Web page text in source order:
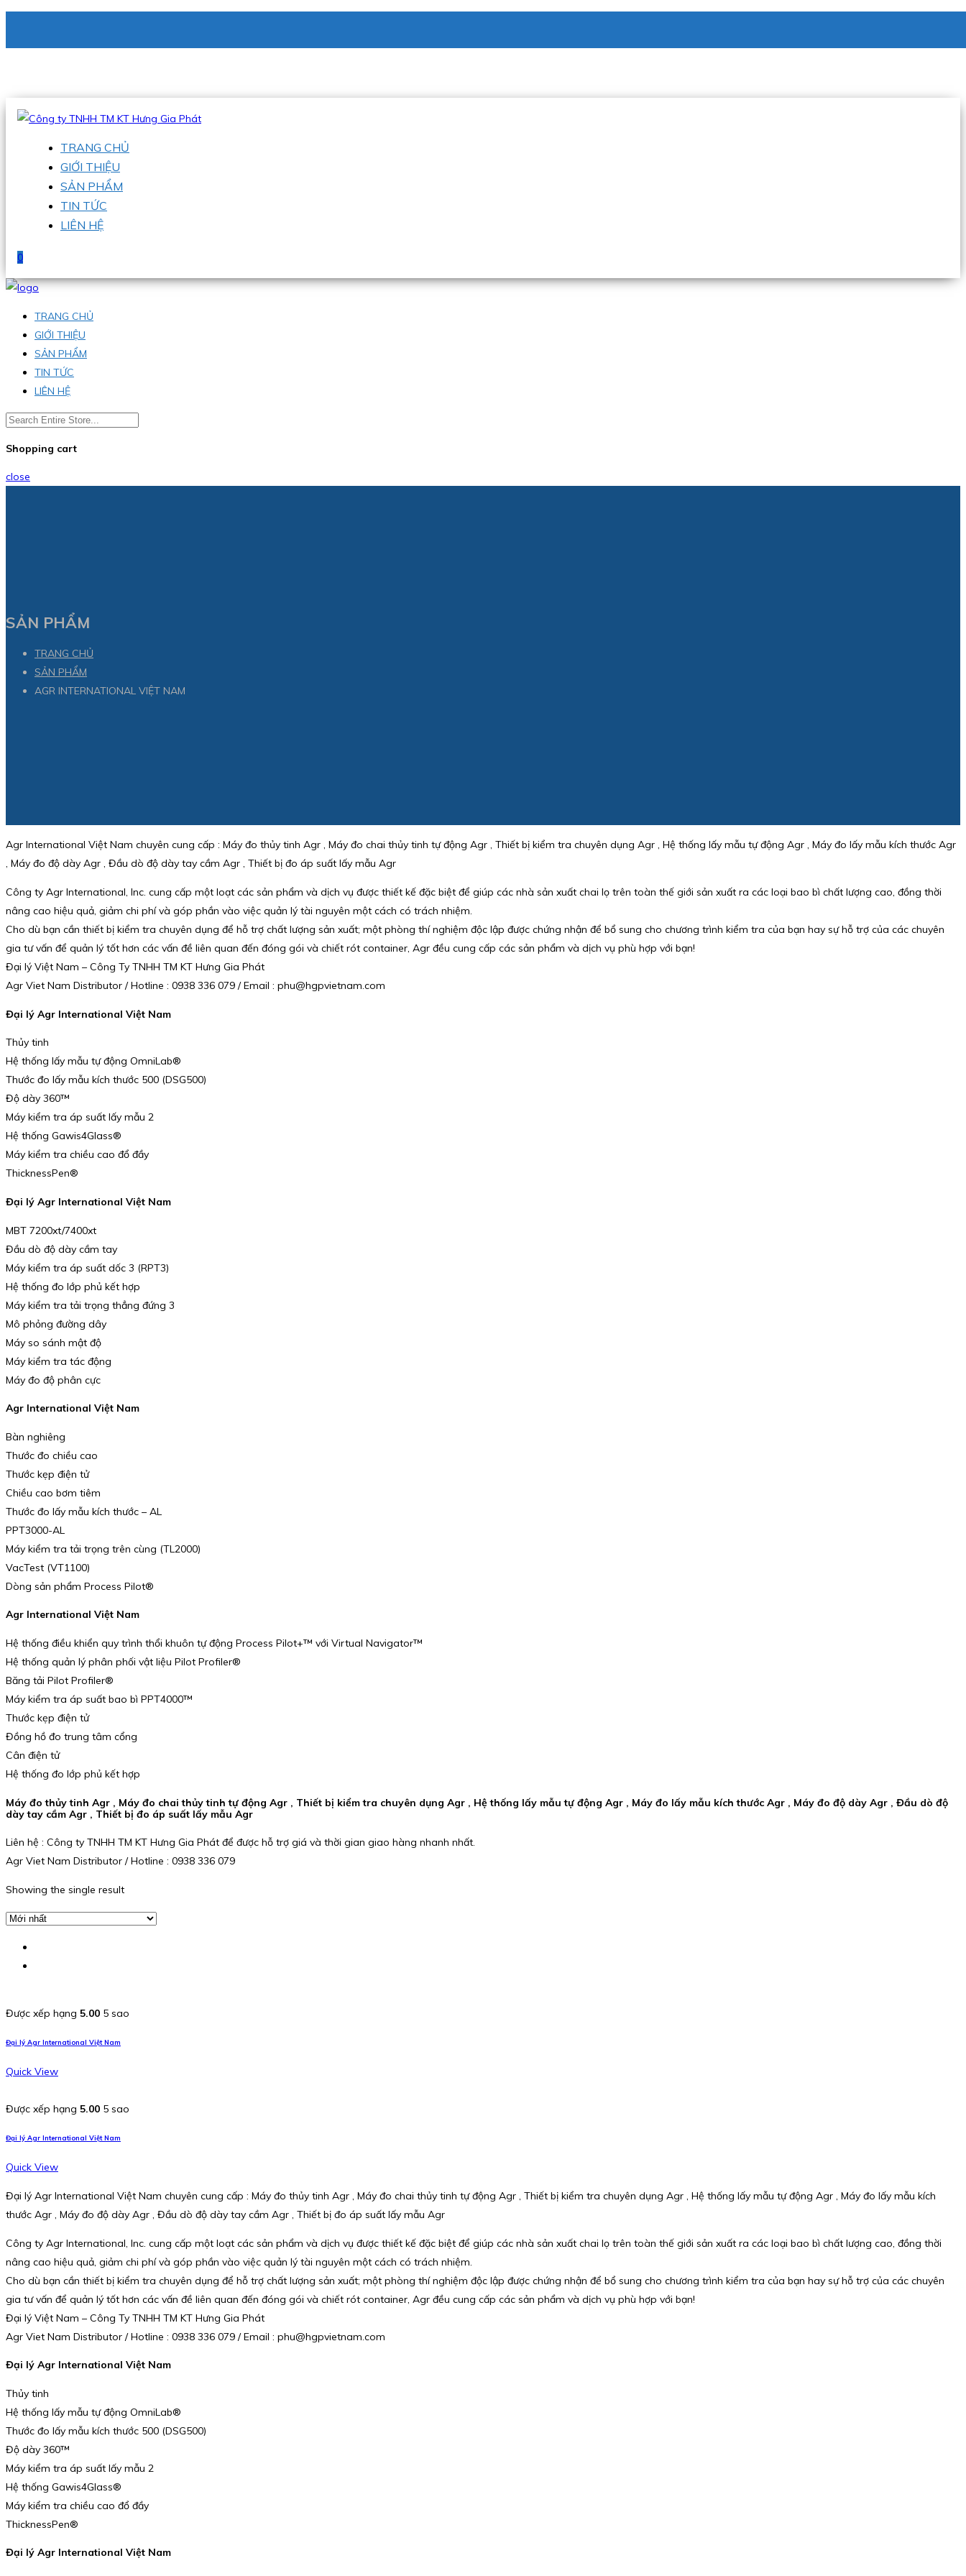
Hotline:0938 336 079
TRANG CHỦ
GIỚI THIỆU
SẢN PHẨM
TIN TỨC
LIÊN HỆ
0
TRANG CHỦ
GIỚI THIỆU
SẢN PHẨM
TIN TỨC
LIÊN HỆ
Shopping cart
close
SẢN PHẨM
TRANG CHỦ
SẢN PHẨM
AGR INTERNATIONAL VIỆT NAM
Agr International Việt Nam chuyên cung cấp : Máy đo thủy tinh Agr , Máy đo chai thủy tinh tự động Agr , Thiết bị kiểm tra chuyên dụng Agr , Hệ thống lấy mẫu tự động Agr , Máy đo lấy mẫu kích thước Agr
, Máy đo độ dày Agr , Đầu dò độ dày tay cầm Agr , Thiết bị đo áp suất lấy mẫu Agr
Công ty Agr International, Inc. cung cấp một loạt các sản phẩm và dịch vụ được thiết kế đặc biệt để giúp các nhà sản xuất chai lọ trên toàn thế giới sản xuất ra các loại bao bì chất lượng cao, đồng thời
nâng cao hiệu quả, giảm chi phí và góp phần vào việc quản lý tài nguyên một cách có trách nhiệm.
Cho dù bạn cần thiết bị kiểm tra chuyên dụng để hỗ trợ chất lượng sản xuất; một phòng thí nghiệm độc lập được chứng nhận để bổ sung cho chương trình kiểm tra của bạn hay sự hỗ trợ của các chuyên
gia tư vấn để quản lý tốt hơn các vấn đề liên quan đến đóng gói và chiết rót container, Agr đều cung cấp các sản phẩm và dịch vụ phù hợp với bạn!
Đại lý Việt Nam – Công Ty TNHH TM KT Hưng Gia Phát
Agr Viet Nam Distributor / Hotline : 0938 336 079 / Email : phu@hgpvietnam.com
Đại lý Agr International Việt Nam
Thủy tinh
Hệ thống lấy mẫu tự động OmniLab®
Thước đo lấy mẫu kích thước 500 (DSG500)
Độ dày 360™
Máy kiểm tra áp suất lấy mẫu 2
Hệ thống Gawis4Glass®
Máy kiểm tra chiều cao đổ đầy
ThicknessPen®
Đại lý Agr International Việt Nam
MBT 7200xt/7400xt
Đầu dò độ dày cầm tay
Máy kiểm tra áp suất dốc 3 (RPT3)
Hệ thống đo lớp phủ kết hợp
Máy kiểm tra tải trọng thẳng đứng 3
Mô phỏng đường dây
Máy so sánh mật độ
Máy kiểm tra tác động
Máy đo độ phân cực
Agr International Việt Nam
Bàn nghiêng
Thước đo chiều cao
Thước kẹp điện tử
Chiều cao bơm tiêm
Thước đo lấy mẫu kích thước – AL
PPT3000-AL
Máy kiểm tra tải trọng trên cùng (TL2000)
VacTest (VT1100)
Dòng sản phẩm Process Pilot®
Agr International Việt Nam
Hệ thống điều khiển quy trình thổi khuôn tự động Process Pilot+™ với Virtual Navigator™
Hệ thống quản lý phân phối vật liệu Pilot Profiler®
Băng tải Pilot Profiler®
Máy kiểm tra áp suất bao bì PPT4000™
Thước kẹp điện tử
Đồng hồ đo trung tâm cổng
Cân điện tử
Hệ thống đo lớp phủ kết hợp
Máy đo thủy tinh Agr , Máy đo chai thủy tinh tự động Agr , Thiết bị kiểm tra chuyên dụng Agr , Hệ thống lấy mẫu tự động Agr , Máy đo lấy mẫu kích thước Agr , Máy đo độ dày Agr , Đầu dò độ
dày tay cầm Agr , Thiết bị đo áp suất lấy mẫu Agr
Liên hệ : Công ty TNHH TM KT Hưng Gia Phát để được hỗ trợ giá và thời gian giao hàng nhanh nhất.
Agr Viet Nam Distributor / Hotline : 0938 336 079
Showing the single result
Được xếp hạng 5.00 5 sao
Đại lý Agr International Việt Nam
Quick View
Được xếp hạng 5.00 5 sao
Đại lý Agr International Việt Nam
Quick View
Đại lý Agr International Việt Nam chuyên cung cấp : Máy đo thủy tinh Agr , Máy đo chai thủy tinh tự động Agr , Thiết bị kiểm tra chuyên dụng Agr , Hệ thống lấy mẫu tự động Agr , Máy đo lấy mẫu kích
thước Agr , Máy đo độ dày Agr , Đầu dò độ dày tay cầm Agr , Thiết bị đo áp suất lấy mẫu Agr
Công ty Agr International, Inc. cung cấp một loạt các sản phẩm và dịch vụ được thiết kế đặc biệt để giúp các nhà sản xuất chai lọ trên toàn thế giới sản xuất ra các loại bao bì chất lượng cao, đồng thời
nâng cao hiệu quả, giảm chi phí và góp phần vào việc quản lý tài nguyên một cách có trách nhiệm.
Cho dù bạn cần thiết bị kiểm tra chuyên dụng để hỗ trợ chất lượng sản xuất; một phòng thí nghiệm độc lập được chứng nhận để bổ sung cho chương trình kiểm tra của bạn hay sự hỗ trợ của các chuyên
gia tư vấn để quản lý tốt hơn các vấn đề liên quan đến đóng gói và chiết rót container, Agr đều cung cấp các sản phẩm và dịch vụ phù hợp với bạn!
Đại lý Việt Nam – Công Ty TNHH TM KT Hưng Gia Phát
Agr Viet Nam Distributor / Hotline : 0938 336 079 / Email : phu@hgpvietnam.com
Đại lý Agr International Việt Nam
Thủy tinh
Hệ thống lấy mẫu tự động OmniLab®
Thước đo lấy mẫu kích thước 500 (DSG500)
Độ dày 360™
Máy kiểm tra áp suất lấy mẫu 2
Hệ thống Gawis4Glass®
Máy kiểm tra chiều cao đổ đầy
ThicknessPen®
Đại lý Agr International Việt Nam